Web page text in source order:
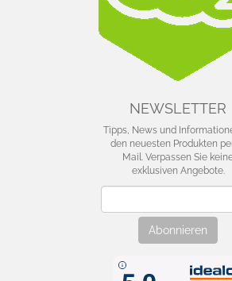
NEWSLETTER
Tipps, News und
den neuesten Produkten
Mail. Verpassen Sie
exklusiven Angebote.
Abonnieren